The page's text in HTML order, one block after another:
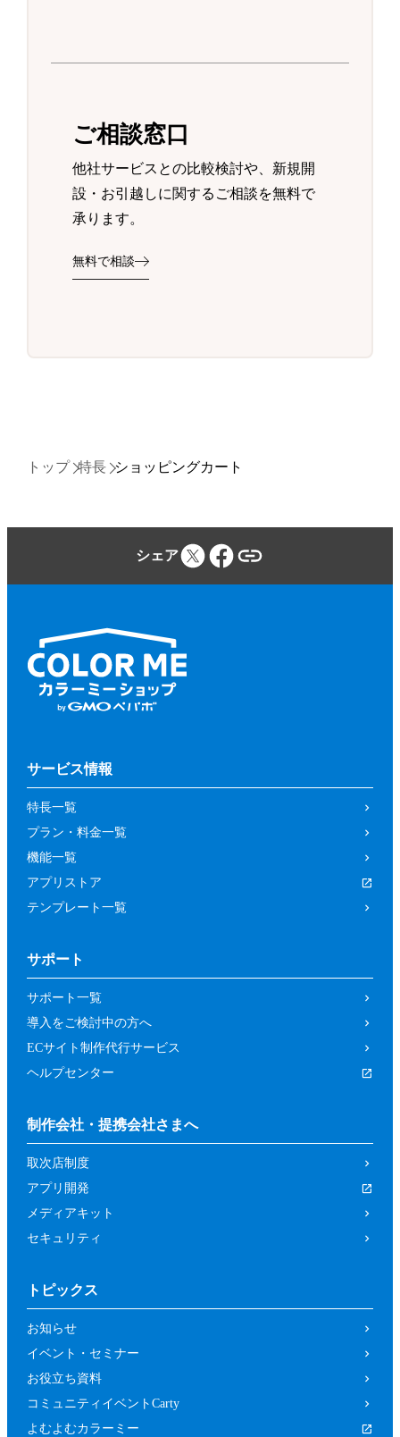
ご相談窓口
他社サービスとの比較検討や、新規開
設・お引越しに関するご相談を無料で
承ります。
無料で相談
トップ 特長 ショッピングカート
シェア
サービス情報
特長一覧
プラン・料金一覧
機能一覧
アプリストア
テンプレート一覧
サポート
サポート一覧
導入をご検討中の方へ
ECサイト制作代行サービス
ヘルプセンター
制作会社・提携会社さまへ
取次店制度
アプリ開発
メディアキット
セキュリティ
トピックス
お知らせ
イベント・セミナー
お役立ち資料
コミュニティイベントCarty
よむよむカラーミー